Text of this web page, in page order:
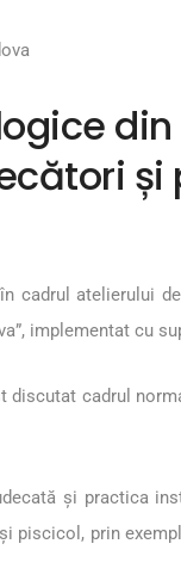
din
și
cadrul atelierului
implementat cu
discutat cadrul
și practica
piscicol, prin